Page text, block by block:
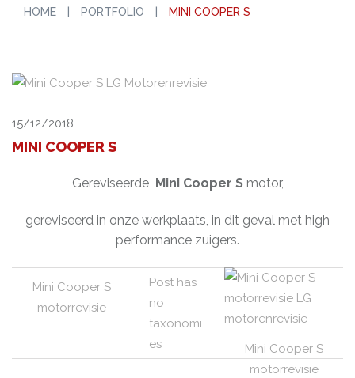
HOME PORTFOLIO MINI COOPER S
15/12/2018
MINI COOPER S
Gereviseerde Mini Cooper Smotor,
gereviseerd in onze werkplaats, in dit geval met high
performance zuigers.
Mini Cooper S
motorrevisie
Mini Cooper S
motorrevisie
Post has
no
taxonomi
es